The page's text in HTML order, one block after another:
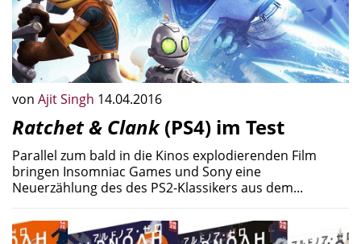
von Ajit Singh 14.04.2016
Ratchet & Clank(PS4) im Test
Parallel zum bald in die Kinos explodierenden Film
bringen Insomniac Games und Sony eine
Neuerzählung des des PS2-Klassikers aus dem...